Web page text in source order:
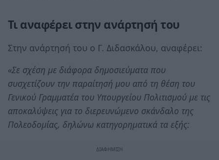
Τι αναφέρει στην ανάρτησή του
Στην ανάρτησή του ο Γ. Διδασκάλου, αναφέρει:
«Σε σχέση με διάφορα δημοσιεύματα που
συσχετίζουν την παραίτησή μου από τη θέση του
Γενικού Γραμματέα του Υπουργείου Πολιτισμού με τις
αποκαλύψεις για το διερευνώμενο σκάνδαλο της
Πολεοδομίας, δηλώνω κατηγορηματικά τα εξής: